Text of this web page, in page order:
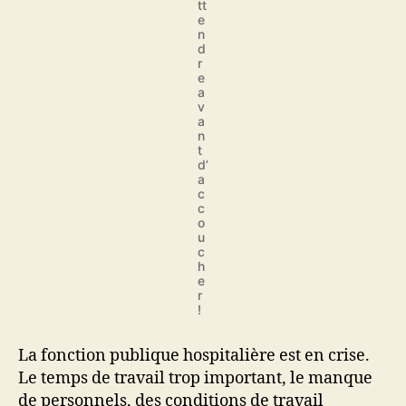
tt
e
n
d
r
e
a
v
a
n
t
d’
a
c
c
o
u
c
h
e
r
!
La fonction publique hospitalière est en crise.
Le temps de travail trop important, le manque
de personnels, des conditions de travail